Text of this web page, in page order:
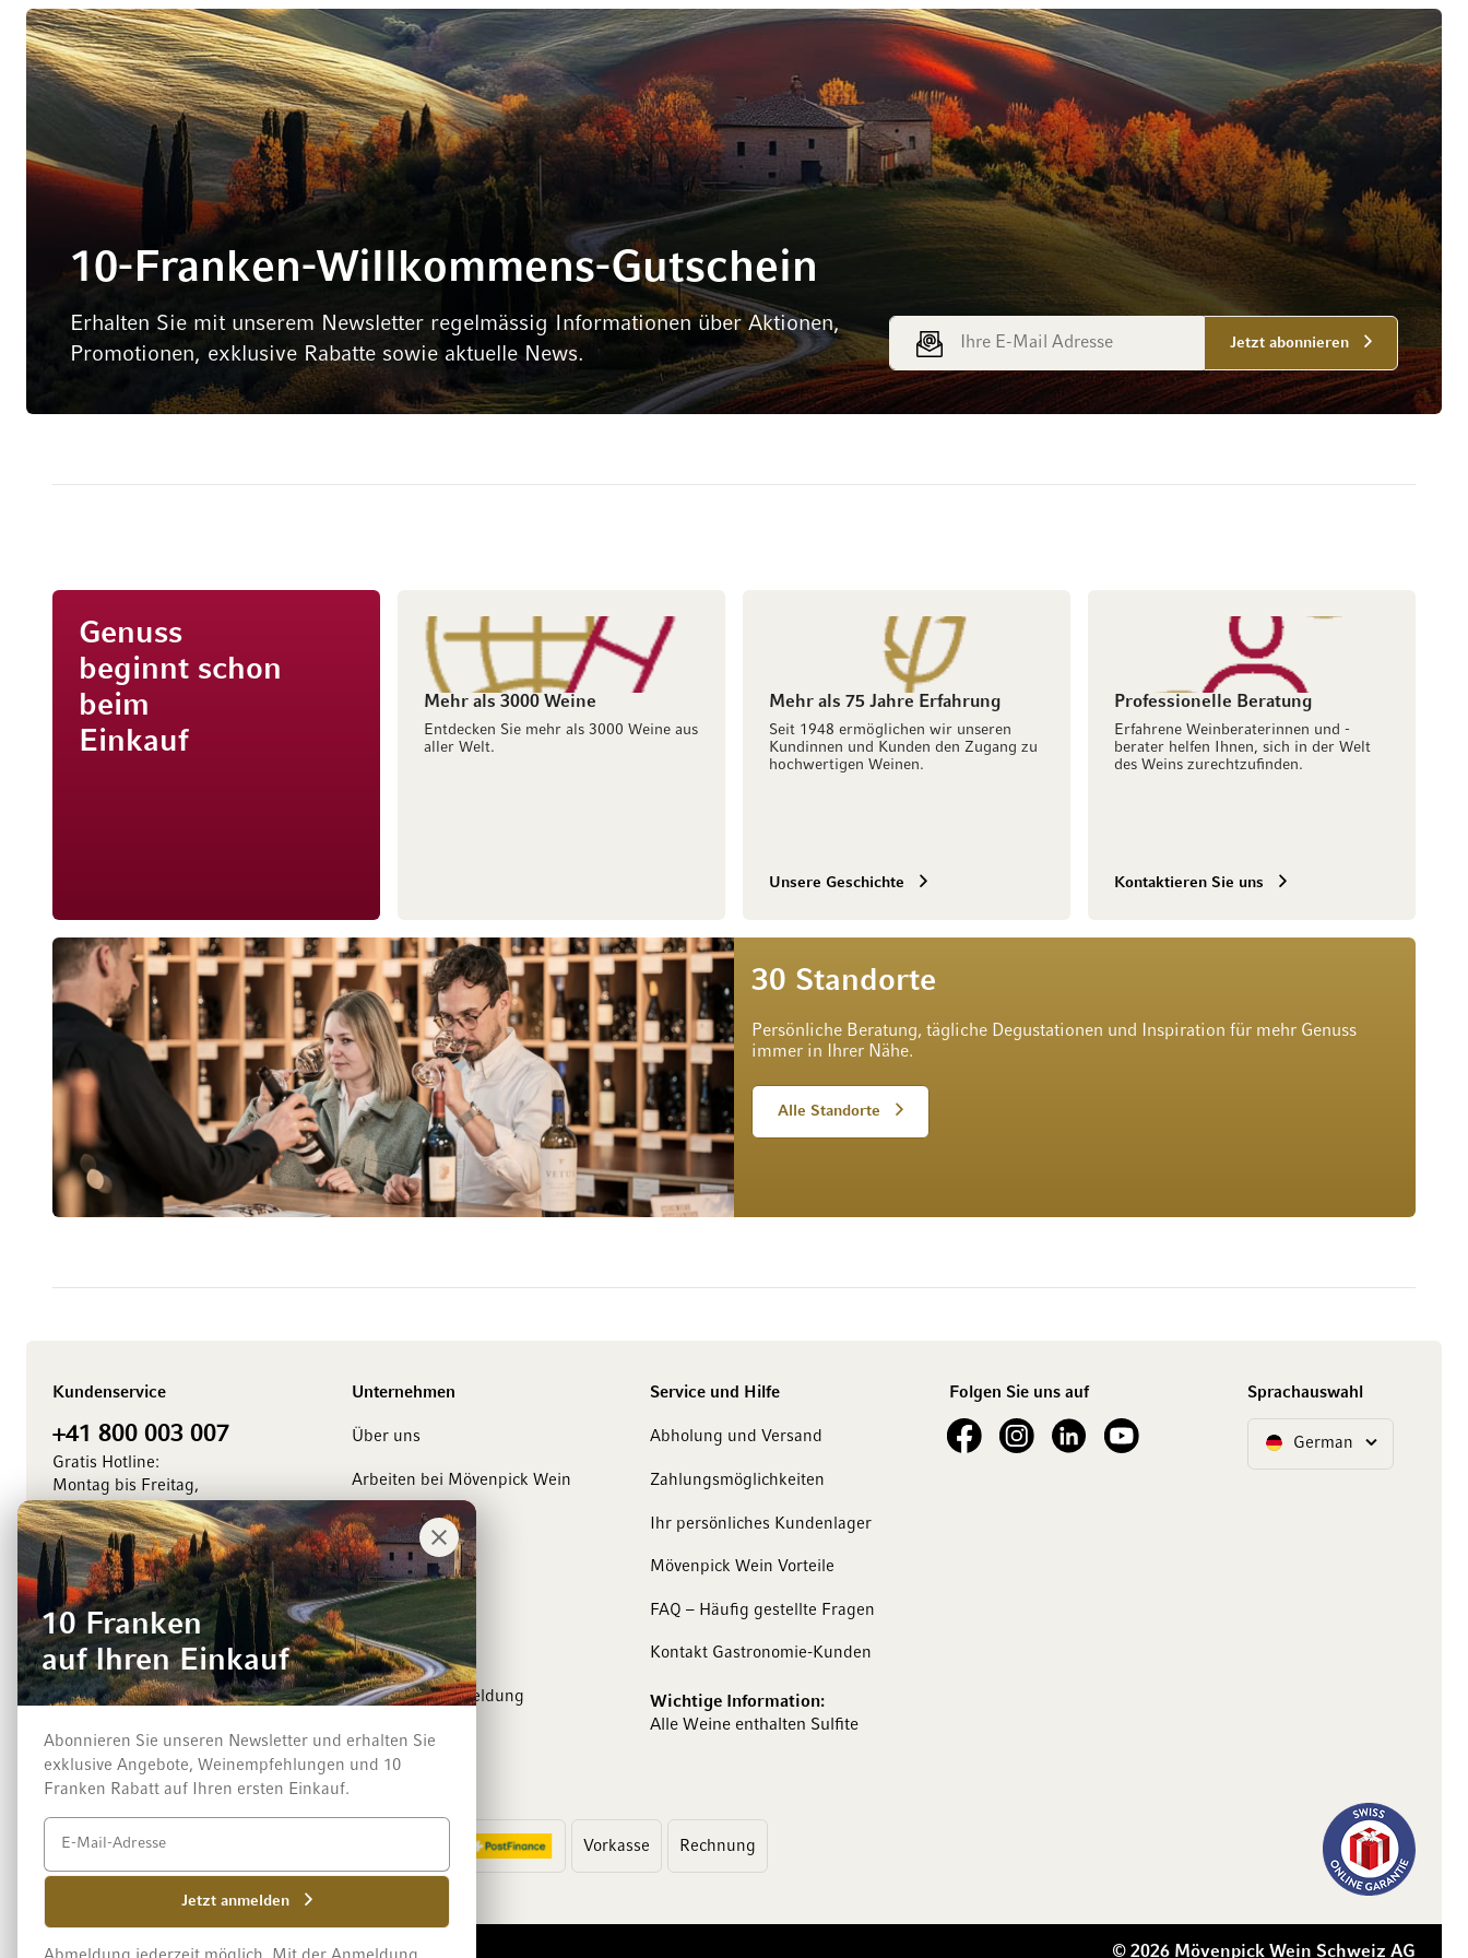
10-Franken-Willkommens-Gutschein
Erhalten Sie mit unserem Newsletter regelmässig Informationen über Aktionen,
Promotionen, exklusive Rabatte sowie aktuelle News.
E-Mail Adresse
Jetzt abonnieren
Genuss
beginnt schon
beim
Einkauf
Mehr als 3000 Weine
Entdecken Sie mehr als 3000 Weine aus
aller Welt.
Mehr als 75 Jahre Erfahrung
Seit 1948 ermöglichen wir unseren
Kundinnen und Kunden den Zugang zu
hochwertigen Weinen.
Unsere Geschichte
Professionelle Beratung
Erfahrene Weinberaterinnen und -
berater helfen Ihnen, sich in der Welt
des Weins zurechtzufinden.
Kontaktieren Sie uns
30 Standorte
Persönliche Beratung, tägliche Degustationen und Inspiration für mehr Genuss
immer in Ihrer Nähe.
Alle Standorte
Kundenservice
+41 800 003 007
Gratis Hotline:
Montag bis Freitag,
8.00 bis 18.00 Uhr
Kontaktieren Sie uns
Unternehmen
Über uns
Arbeiten bei Mövenpick Wein
Management
Medienkontakt
Events
Winzer
Newsletter-Anmeldung
Service und Hilfe
Abholung und Versand
Zahlungsmöglichkeiten
Ihr persönliches Kundenlager
Mövenpick Wein Vorteile
FAQ – Häufig gestellte Fragen
Kontakt Gastronomie-Kunden
Wichtige Information:
Alle Weine enthalten Sulfite
Folgen Sie uns auf
See our FacebookSee our Instagram account
See our LinkedInSee our YouTube channel
Sprachauswahl
SpracheGerman
Zahlungsarten
Vorkasse Rechnung
© 2026 Mövenpick Wein Schweiz AG
Impressum Datenschutz und Disclaimer
10 Franken
auf Ihren Einkauf
Abonnieren Sie unseren Newsletter und erhalten Sie
exklusive Angebote, Weinempfehlungen und 10
Franken Rabatt auf Ihren ersten Einkauf.
Jetzt anmelden